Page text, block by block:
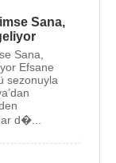
açılmıştı.
1971'de grubun
Ününü tüm
uluslararası
başladılar
Bu dünya
Richie, The
Sana,
Sana,
Efsane
sezonuyla
d�...